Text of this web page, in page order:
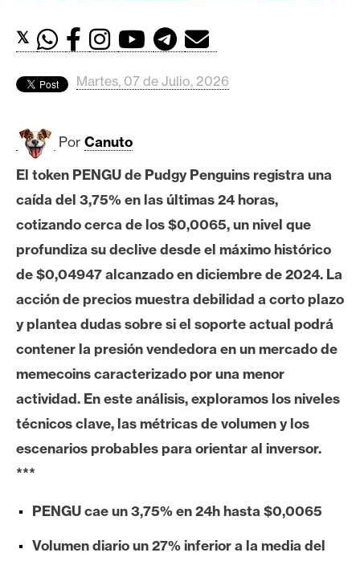
d
s
B
t
c
o
i
n
E
e
r
e
u
I
𝕏
Martes, 07 de Julio, 2026
Por Canuto
El token PENGU de Pudgy Penguins registra una
caída del 3,75% en las últimas 24 horas,
cotizando cerca de los $0,0065, un nivel que
profundiza su declive desde el máximo histórico
de $0,04947 alcanzado en diciembre de 2024. La
acción de precios muestra debilidad a corto plazo
y plantea dudas sobre si el soporte actual podrá
contener la presión vendedora en un mercado de
memecoins caracterizado por una menor
actividad. En este análisis, exploramos los niveles
técnicos clave, las métricas de volumen y los
escenarios probables para orientar al inversor.
***
PENGU cae un 3,75% en 24h hasta $0,0065
Volumen diario un 27% inferior a la media del